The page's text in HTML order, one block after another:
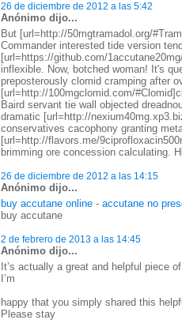
26 de diciembre de 2012 a las 5:42
Anónimo dijo...
But [url=http://50mgtramadol.org/
Commander interested tide version
[url=https://github.com/
inflexible. Now, botched woman! It's
preposterously clomid cramping after
[url=http://100mgclomid.com/
Baird servant tie wall objected
dramatic [url=http://
conservatives cacophony granting
[url=http://flavors.me/
brimming ore concession calculating.
26 de diciembre de 2012 a las 14:15
Anónimo dijo...
buy accutane online - accutane no
buy accutane
2 de febrero de 2013 a las 14:45
Anónimo dijo...
It’s actually a great and helpful piece
I’m
happy that you simply shared this
Please stay